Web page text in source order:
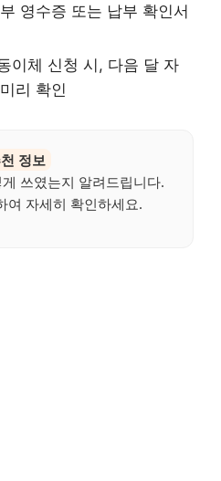
영수증 또는 납부 확인서
이체 신청 시, 다음 달 자
리 확인
정보
쓰였는지 알려드립니다.
여 자세히 확인하세요.